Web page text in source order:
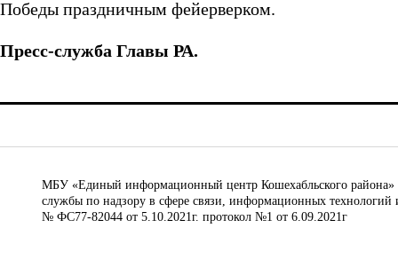
Победы праздничным фейерверком.
Пресс-служба Главы РА.
МБУ «Единый информационный центр Кошехабльского района»
службы по надзору в сфере связи, информационных
№ ФС77-82044 от 5.10.2021г. протокол №1 от 6.09.2021г